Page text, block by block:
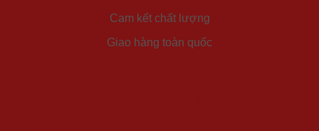
Cam kết chất lượng
Giao hàng toàn quốc